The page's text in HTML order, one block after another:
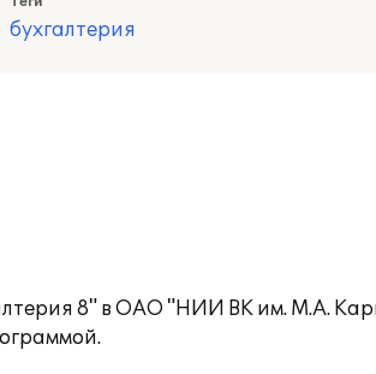
бухгалтерия
8" в ОАО "НИИ ВК им. М.А.